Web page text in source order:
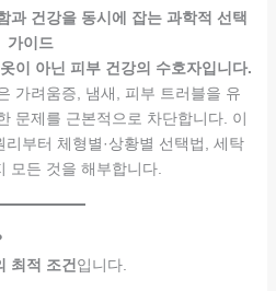
과 건강을 동시에 잡는 과학적 선택
가이드
이 아닌 피부 건강의 수호자입니다.
가려움증, 냄새, 피부 트러블을 유
문제를 근본적으로 차단합니다. 이
부터 체형별·상황별 선택법, 세탁
모든 것을 해부합니다.
최적 조건 입니다.